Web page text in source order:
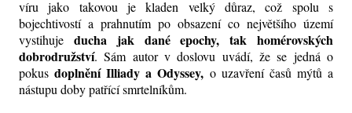
víru jako takovou je kladen velký důraz, což spolu s
bojechtivostí a prahnutím po obsazení co největšího území
vystihuje ducha jak dané epochy, tak homérovských
dobrodružství. Sám autor v doslovu uvádí, že se jedná o
pokusdoplnění Illiady a Odyssey, o uzavření časů mýtů a
nástupu doby patřící smrtelníkům.